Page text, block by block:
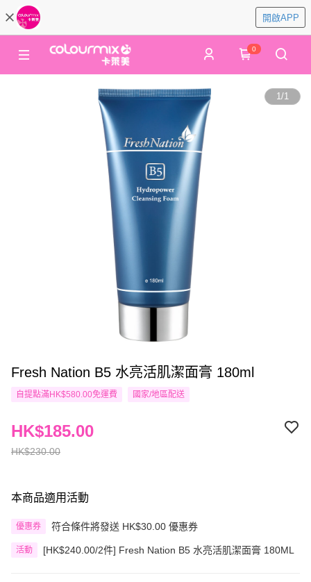
開啟APP
0
1/1
Fresh Nation B5 水亮活肌潔面膏 180ml
自提點滿HK$580.00免運費 國家/地區配送
HK$230.00
HK$185.00
本商品適用活動
優惠券 符合條件將發送 HK$30.00 優惠券
活動 [HK$240.00/2件] Fresh Nation B5 水亮活肌潔面膏 180ML